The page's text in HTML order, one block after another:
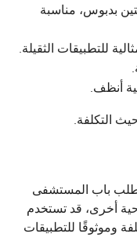
بدبوس، مناسبة
للتطبيقات الثقيلة.
أنظف.
التكلفة.
باب المستشفى
أخرى، قد تستخدم
وموثوقًا للتطبيقات